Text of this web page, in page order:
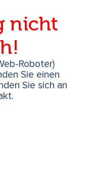
nicht
Roboter)
Sie einen
Sie sich an